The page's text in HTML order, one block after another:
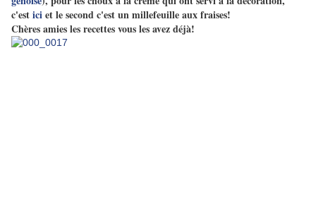
c'esticiet le second c'est un millefeuille aux fraises!
Chères amies les recettes vous les avez déjà!